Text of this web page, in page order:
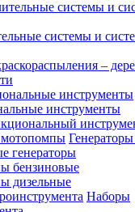
системы и
–
инструменты
генераторы
бензиновые
дизельные
Наборы